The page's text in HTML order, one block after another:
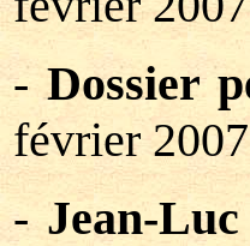
-Dossier
février
- Jean-